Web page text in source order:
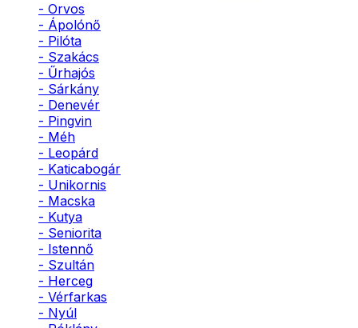
- Orvos
- Ápolónő
- Pilóta
- Szakács
- Űrhajós
- Sárkány
- Denevér
- Pingvin
- Méh
- Leopárd
- Katicabogár
- Unikornis
- Macska
- Kutya
- Seniorita
- Istennő
- Szultán
- Herceg
- Vérfarkas
- Nyúl